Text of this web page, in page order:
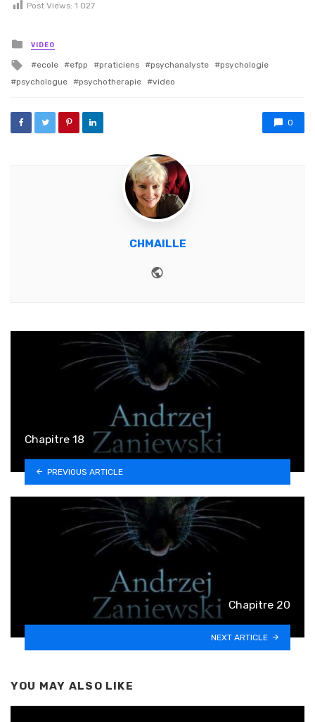
Post Views: 1 027
Posted in
VIDEO
Tagged with
ecole efpp praticiens psychanalyste
psychologie
psychologue
psychotherapie video
0
CHMAILLE
Chapitre 18
PREVIOUS ARTICLE
Chapitre 20
NEXT ARTICLE
YOU MAY ALSO LIKE